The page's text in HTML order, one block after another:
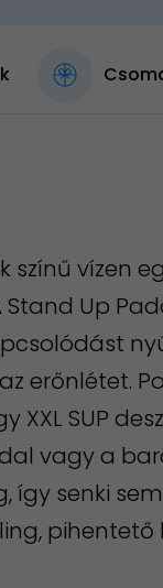
színű vízen
Up
erőnlétet.
XXL SUP
vagy a
így senki
pihentető